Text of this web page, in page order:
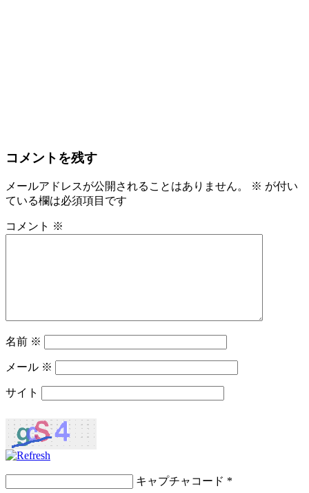
コメントを残す
メールアドレスが公開されることはありません。 ※ が付い
ている欄は必須項目です
コメント ※
名前 ※
メール ※
サイト
キャプチャコード *